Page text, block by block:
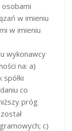
w imieniu
w imieniu
wykonawcy
na: a)
co
próg
c)